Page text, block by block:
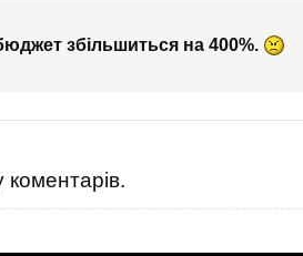
збільшиться на 400%.